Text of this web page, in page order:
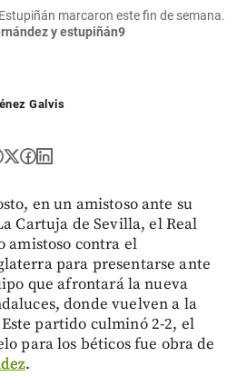
marcaron este fin de semana.
y estupiñán9
Galvis
en un amistoso ante su
Cartuja de Sevilla, el Real
amistoso contra el
para presentarse ante
que afrontará la nueva
donde vuelven a la
partido culminó 2-2, el
para los béticos fue obra de
.